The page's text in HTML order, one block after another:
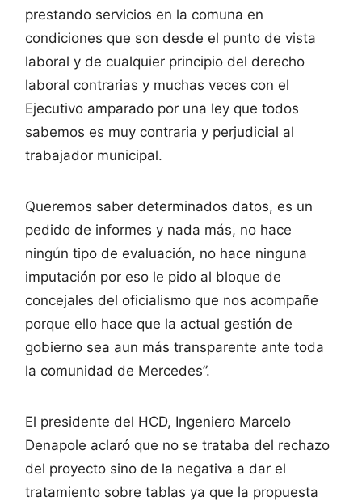
prestando servicios en la comuna en
condiciones que son desde el punto de vista
laboral y de cualquier principio del derecho
laboral contrarias y muchas veces con el
Ejecutivo amparado por una ley que todos
sabemos es muy contraria y perjudicial al
trabajador municipal.
Queremos saber determinados datos, es un
pedido de informes y nada más, no hace
ningún tipo de evaluación, no hace ninguna
imputación por eso le pido al bloque de
concejales del oficialismo que nos acompañe
porque ello hace que la actual gestión de
gobierno sea aun más transparente ante toda
la comunidad de Mercedes”.
El presidente del HCD, Ingeniero Marcelo
Denapole aclaró que no se trataba del rechazo
del proyecto sino de la negativa a dar el
tratamiento sobre tablas ya que la propuesta